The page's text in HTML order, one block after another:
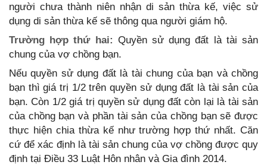
người chưa thành niên nhận di sản thừa kế, việc sử
dụng di sản thừa kế sẽ thông qua người giám hộ.
Trường hợp thứ hai: Quyền sử dụng đất là tài sản
chung của vợ chồng bạn.
Nếu quyền sử dụng đất là tài chung của bạn và chồng
bạn thì giá trị 1/2 trên quyền sử dụng đất là tài sản của
bạn. Còn 1/2 giá trị quyền sử dụng đất còn lại là tài sản
của chồng bạn và phần tài sản của chồng bạn sẽ được
thực hiện chia thừa kế như trường hợp thứ nhất. Căn
cứ để xác định là tài sản chung của vợ chồng được quy
định tại Điều 33 Luật Hôn nhân và Gia đình 2014.